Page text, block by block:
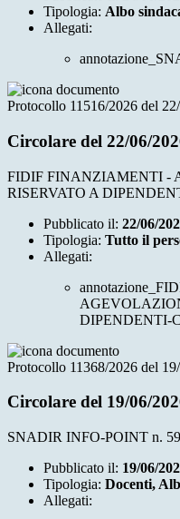
Tipologia: Albo
Allegati:
Protocollo 11516/2026 del
Circolare del 22/06/
FIDIF FINANZIAMENTI -
RISERVATO A
Pubblicato il: 22/06/
Tipologia: Tutto il
Allegati:
DIPENDENTI-
Protocollo 11368/2026 del
Circolare del 19/06/
SNADIR INFO-POINT n.
Pubblicato il: 19/06/
Tipologia: Docenti,
Allegati: